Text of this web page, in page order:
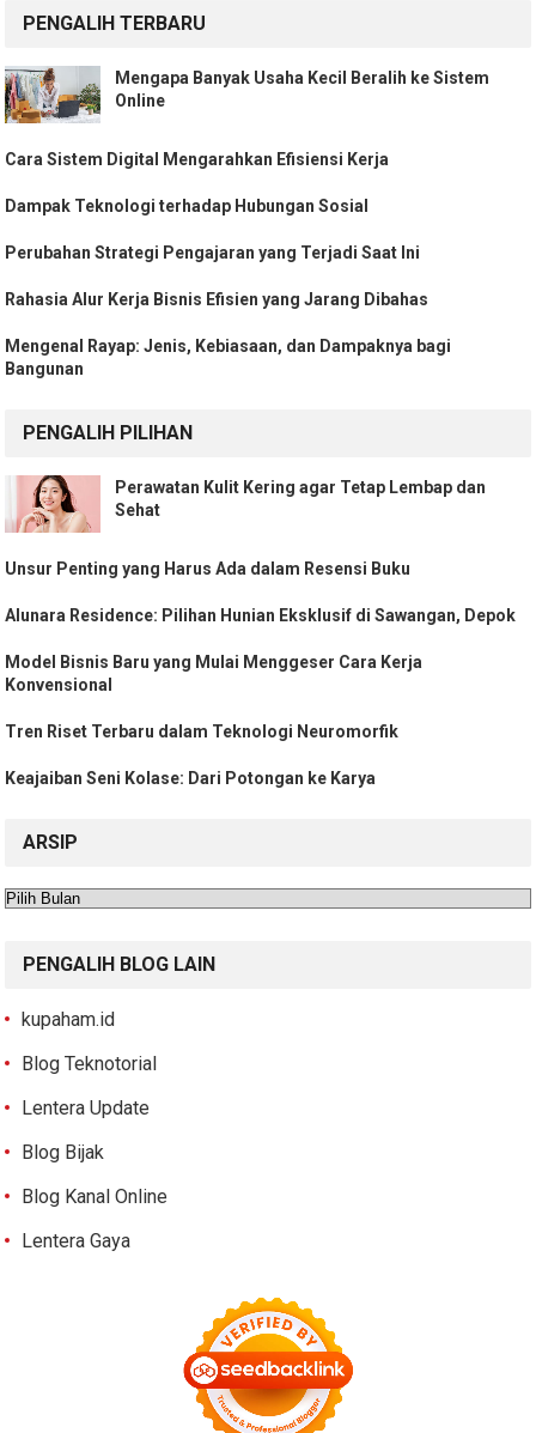
PENGALIH TERBARU
Mengapa Banyak Usaha Kecil Beralih ke Sistem
Online
Cara Sistem Digital Mengarahkan Efisiensi Kerja
Dampak Teknologi terhadap Hubungan Sosial
Perubahan Strategi Pengajaran yang Terjadi Saat Ini
Rahasia Alur Kerja Bisnis Efisien yang Jarang Dibahas
Mengenal Rayap: Jenis, Kebiasaan, dan Dampaknya bagi
Bangunan
PENGALIH PILIHAN
Perawatan Kulit Kering agar Tetap Lembap dan
Sehat
Unsur Penting yang Harus Ada dalam Resensi Buku
Alunara Residence: Pilihan Hunian Eksklusif di Sawangan, Depok
Model Bisnis Baru yang Mulai Menggeser Cara Kerja
Konvensional
Tren Riset Terbaru dalam Teknologi Neuromorfik
Keajaiban Seni Kolase: Dari Potongan ke Karya
ARSIP
Arsip
PENGALIH BLOG LAIN
kupaham.id
Blog Teknotorial
Lentera Update
Blog Bijak
Blog Kanal Online
Lentera Gaya